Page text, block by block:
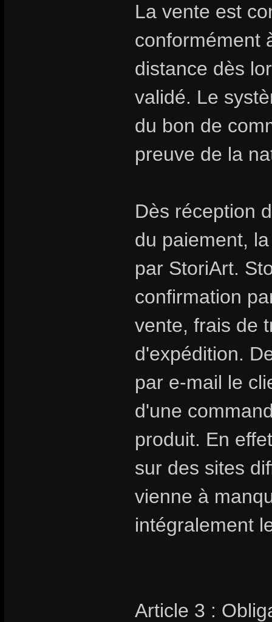
La vente est
conformément
distance dès
validé. Le
du bon de
preuve de la
Dès réception
du paiement,
par StoriArt.
confirmation
vente, frais de
d'expédition.
par e-mail le
d'une
produit. En
sur des sites
vienne à
intégralement
Article 3 :